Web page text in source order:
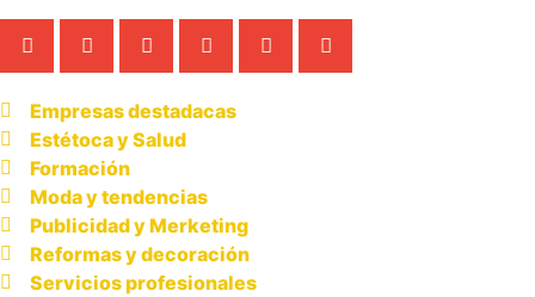
Empresas destadacas
Estétoca y Salud
Formación
Moda y tendencias
Publicidad y Merketing
Reformas y decoración
Servicios profesionales